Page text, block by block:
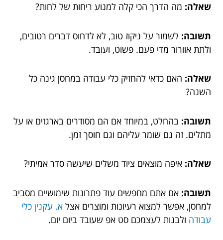
שאלה: מה הדרך הכי קלה למנוע ריחות של לחות?
תשובה: לשמור על ניקוז טוב, לא לדחוס דברים רטובים,
ולתת אוורור מדי פעם. פשוט, ועובד.
שאלה: האם כדאי להחזיק כלי עבודה במחסן גינה כל
השנה?
תשובה: בהחלט, במיוחד אם הם מסודרים בארגזים או על
מתלים. זה גם שומר עליהם וגם חוסך זמן.
שאלה: איפה מוצאים ציוד משלים שיעשה סדר אמיתי?
תשובה: אם אתם מחפשים עוד פתרונות שימושיים מסביב
למחסן, אפשר למצוא רעיונות ומוצרים אצל א. עקנין כלי
עבודה ולבנות לעצמכם סט אפ שעובד ביום יום.